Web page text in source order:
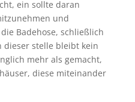
ein sollte daran
und
Badehose, schließlich
dieser stelle bleibt kein
mehr als gemacht,
diese miteinander